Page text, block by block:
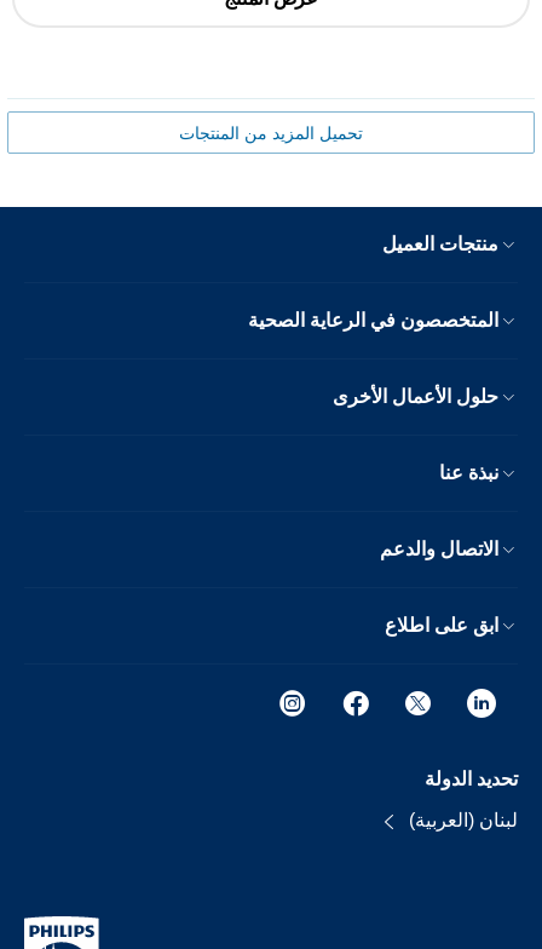
تحميل المزيد من المنتجات
منتجات العميل
المتخصصون في الرعاية الصحية
حلول الأعمال الأخرى
نبذة عنا
الاتصال والدعم
ابق على اطلاع
تحديد الدولة
لبنان (العربية)